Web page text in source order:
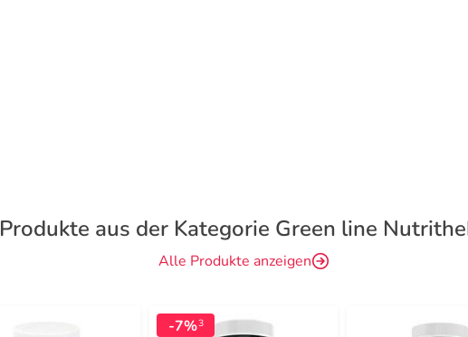
Produkte aus der Kategorie Green line
Alle Produkte anzeigen
-7%3